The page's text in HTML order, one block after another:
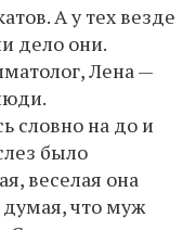
А у тех везде
дело они.
Лена —
словно на до и
было
веселая она
думая, что муж